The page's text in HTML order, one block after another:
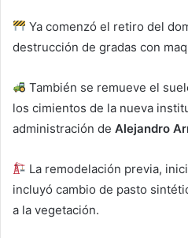
Ya comenzó el retiro del
destrucción de gradas con
También se remueve el
los cimientos de la nueva
administración de Alejandro
La remodelación previa,
incluyó cambio de pasto
a la vegetación.